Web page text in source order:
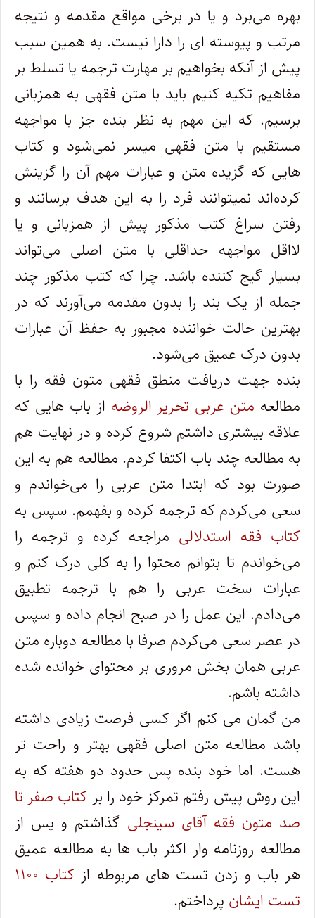
بهره می‌برد و یا در برخی مواقع مقدمه و نتیجه
مرتب و پیوسته ای را دارا نیست. به همین سبب
پیش از آنکه بخواهیم بر مهارت ترجمه یا تسلط بر
مفاهیم تکیه کنیم باید با متن فقهی به همزبانی
برسیم. که این مهم به نظر بنده جز با مواجهه
مستقیم با متن فقهی میسر نمی‌شود و کتاب
هایی که گزیده متن و عبارات مهم آن را گزینش
کرده‌اند نمیتوانند فرد را به این هدف برسانند و
رفتن سراغ کتب مذکور پیش از همزبانی و یا
لااقل مواجهه حداقلی با متن اصلی می‌تواند
بسیار گیج کننده باشد. چرا که کتب مذکور چند
جمله از یک بند را بدون مقدمه می‌آورند که در
بهترین حالت خواننده مجبور به حفظ آن عبارات
بدون درک عمیق می‌شود.
بنده جهت دریافت منطق فقهی متون فقه را با
مطالعه متن عربی تحریر الروضه از باب هایی که
علاقه بیشتری داشتم شروع کرده و در نهایت هم
به مطالعه چند باب اکتفا کردم. مطالعه هم به این
صورت بود که ابتدا متن عربی را می‌خواندم و
سعی می‌کردم که ترجمه کرده و بفهمم. سپس به
کتاب فقه استدلالی مراجعه کرده و ترجمه را
می‌خواندم تا بتوانم محتوا را به کلی درک کنم و
عبارات سخت عربی را هم با ترجمه تطبیق
می‌دادم. این عمل را در صبح انجام داده و سپس
در عصر سعی می‌کردم صرفا با مطالعه دوباره متن
عربی همان بخش مروری بر محتوای خوانده شده
داشته باشم.
من گمان می کنم اگر کسی فرصت زیادی داشته
باشد مطالعه متن اصلی فقهی بهتر و راحت تر
هست. اما خود بنده پس حدود دو هفته که به
این روش پیش رفتم تمرکز خود را بر کتاب صفر تا
صد متون فقه آقای سینجلی گذاشتم و پس از
مطالعه روزنامه وار اکثر باب ها به مطالعه عمیق
هر باب و زدن تست های مربوطه از
کتاب ۱۱۰۰
تست ایشان پرداختم.